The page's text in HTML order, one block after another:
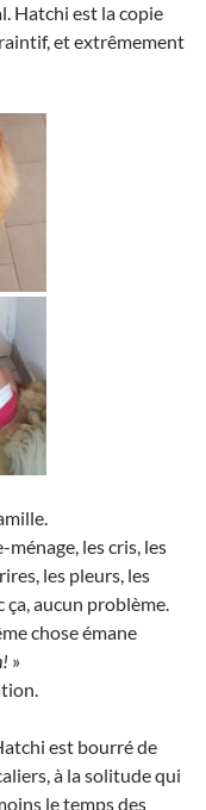
Hatchi est la copie
et extrêmement
les cris, les
les pleurs, les
ça, aucun problème.
chose émane
»
est bourré de
à la solitude qui
le temps des